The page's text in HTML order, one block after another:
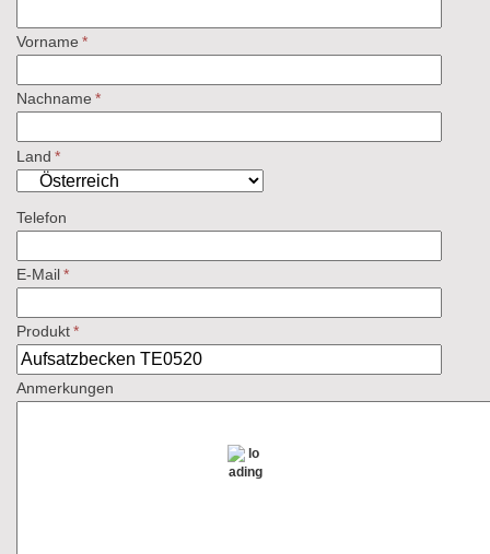
Vorname *
Nachname *
Land *
Telefon
E-Mail*
Produkt*
Anmerkungen